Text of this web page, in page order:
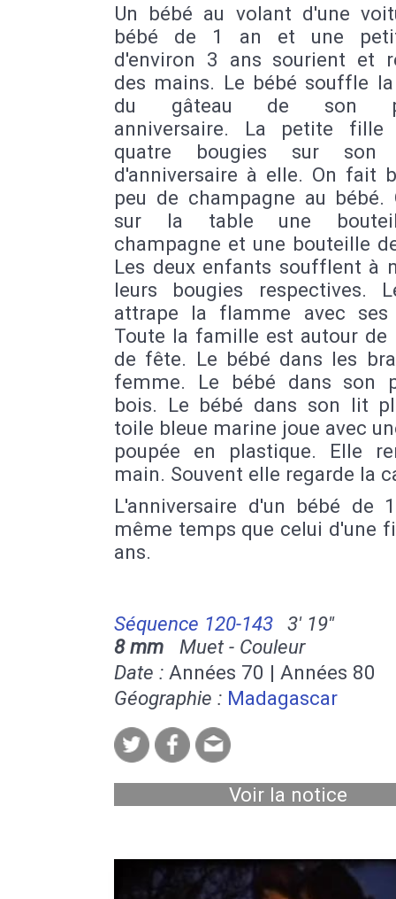
Un bébé au volant d'une
bébé de 1 an et une
d'environ 3 ans sourient et
des mains. Le bébé souffle
du gâteau de son
anniversaire. La petite fille
quatre bougies sur son
d'anniversaire à elle. On fait
peu de champagne au bébé.
sur la table une
champagne et une bouteille
Les deux enfants soufflent à
leurs bougies respectives.
attrape la flamme avec ses
Toute la famille est autour de
de fête. Le bébé dans les
femme. Le bébé dans son
bois. Le bébé dans son lit
toile bleue marine joue avec
poupée en plastique. Elle
main. Souvent elle regarde la
L'anniversaire d'un bébé de
même temps que celui d'une
ans.
Séquence 120-143
3' 19''
8 mm Muet - Couleur
Date : Années 70 | Années 80
Géographie : Madagascar
Voir la notice